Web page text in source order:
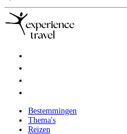
Bestemmingen
Thema's
Reizen